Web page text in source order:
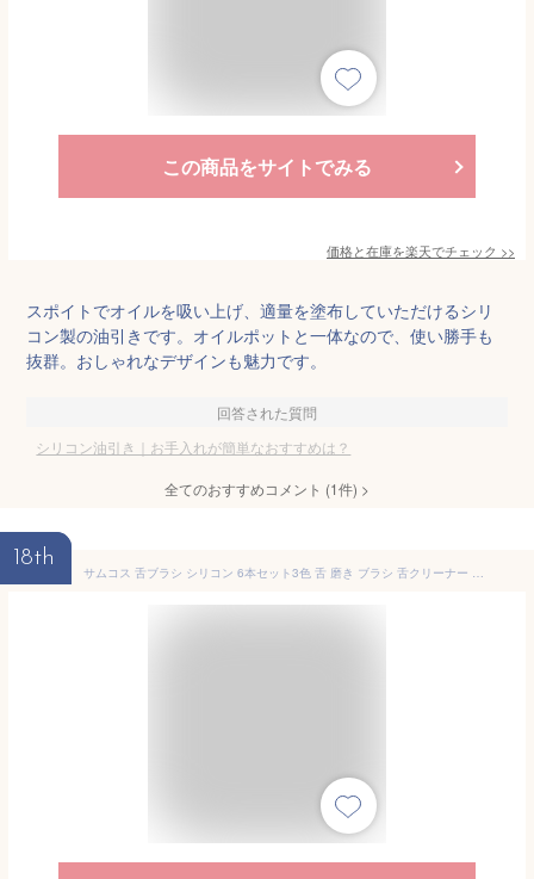
この商品をサイトでみる
価格と在庫を楽天でチェック >>
スポイトでオイルを吸い上げ、適量を塗布していただけるシリ
コン製の油引きです。オイルポットと一体なので、使い勝手も
抜群。おしゃれなデザインも魅力です。
回答された質問
シリコン油引き｜お手入れが簡単なおすすめは？
全てのおすすめコメント (1件) >
18th
サムコス 舌ブラシ シリコン 6本セット3色 舌 磨き ブラシ 舌クリーナー 口臭ケア 舌苔 掃除 舌磨き 両面用 個包装 携帯に便利 （2本ブルー+2本グリーン+2本ピンク）